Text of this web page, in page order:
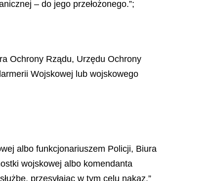
– do jego przełożonego.”;
Ochrony Rządu, Urzędu Ochrony
Wojskowej lub wojskowego
albo funkcjonariuszem Policji, Biura
wojskowej albo komendanta
przesyłając w tym celu nakaz.”